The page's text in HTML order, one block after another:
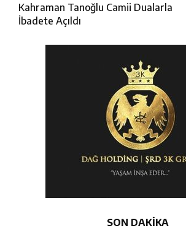
Kahraman Tanoğlu Camii Dualarla
İbadete Açıldı
SON DAKİKA